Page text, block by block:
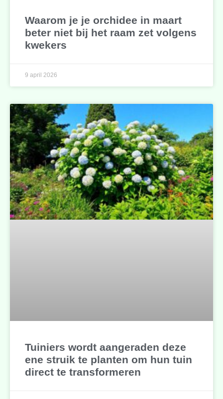
Waarom je je orchidee in maart
beter niet bij het raam zet volgens
kwekers
9 april 2026
Tuiniers wordt aangeraden deze
ene struik te planten om hun tuin
direct te transformeren